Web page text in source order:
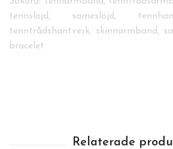
tennslöjd, sameslöjd,
tenntrådshantverk, skinnarmband,
bracelet